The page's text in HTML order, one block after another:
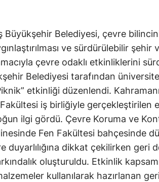
Büyükşehir Belediyesi, çevre
ve sürdürülebilir şehir
çevre odaklı etkinliklerini
Belediyesi tarafından
etkinliği düzenlendi.
iş birliğiyle gerçekleştirilen
ilgi gördü. Çevre Koruma ve
Fen Fakültesi bahçesinde
duyarlılığına dikkat çekilirken geri
oluşturuldu. Etkinlik
kullanılarak hazırlanan